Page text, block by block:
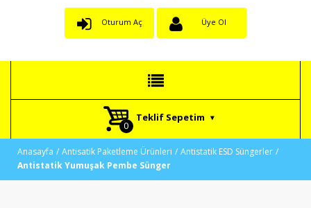
Oturum Aç Üye Ol
Teklif Sepetim
Anasayfa Antisatik Paketleme Ürünleri
Antistatik ESD Süngerler
Antistatik Yumuşak Pembe Sünger